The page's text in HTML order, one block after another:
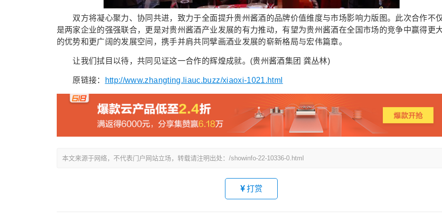
双方将凝心聚力、协同共进，致力于全面提升贵州酱酒的品牌价值维度与市场影响力版图。此次合作不
是两家企业的强强联合，更是对贵州酱酒产业发展的有力推动，有望为贵州酱酒在全国市场的竞争中赢得更
的优势和更广阔的发展空间，携手并肩共同擘画酒业发展的崭新格局与宏伟篇章。
让我们拭目以待，共同见证这一合作的辉煌成就。(贵州酱酒集团 龚丛林)
原链接： http://www.zhangting.liauc.buzz/xiaoxi-1021.html
本文来源于网络，不代表门户网站立场，转载请注明出处：/showinfo-22-10336-0.html
打赏